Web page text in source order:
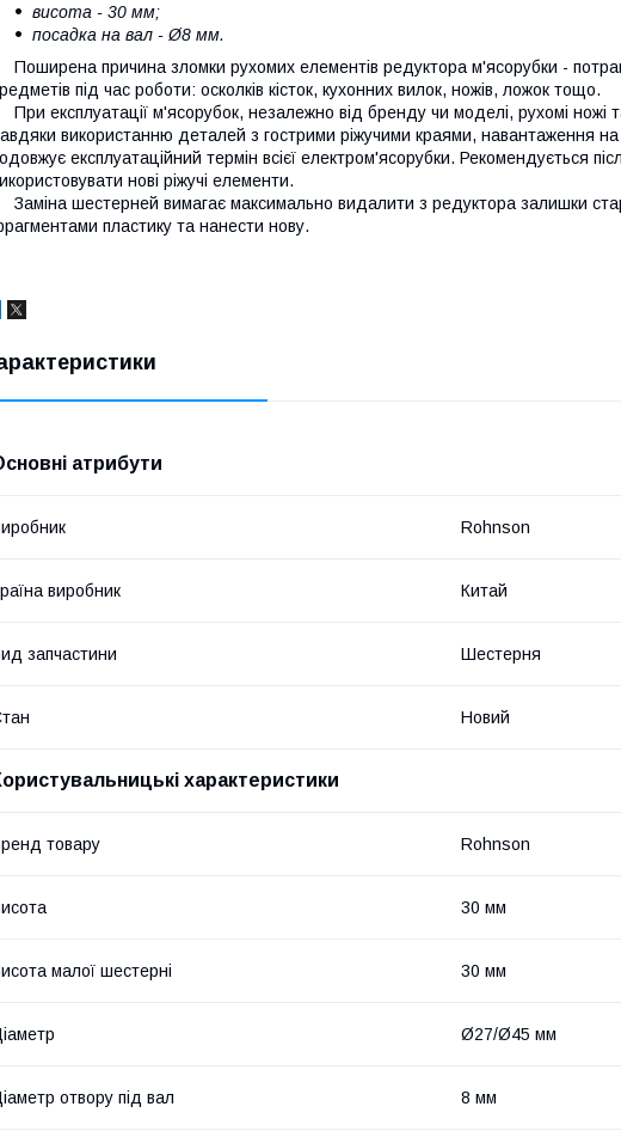
висота - 30 мм;
посадка на вал - Ø8 мм.
Поширена причина зломки рухомих елементів редуктора м'ясорубки -
під час роботи: осколків кісток, кухонних вилок, ножів, ложок тощо.
При експлуатації м'ясорубок, незалежно від бренду чи моделі, рухомі ножі
використанню деталей з гострими ріжучими краями, навантаження
експлуатаційний термін всієї електром'ясорубки. Рекомендується
нові ріжучі елементи.
Заміна шестерней вимагає максимально видалити з редуктора залишки
пластику та нанести нову.
атрибути
Rohnson
виробник Китай
запчастини Шестерня
Новий
характеристики
товару Rohnson
30 мм
малої шестерні 30 мм
Ø27/Ø45 мм
отвору під вал 8 мм